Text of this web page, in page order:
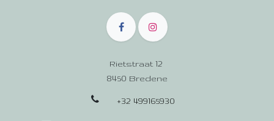
Rietstraat 12
8450 Bredene
+32 499165930